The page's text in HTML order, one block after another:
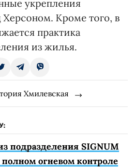
укрепления
Херсоном. Кроме того, в
практика
из жилья.
Хмилевская
подразделения SIGNUM
огневом контроле